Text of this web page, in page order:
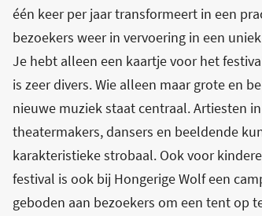
één keer per jaar transformeert in een
bezoekers weer in vervoering in een
Je hebt alleen een kaartje voor het
is zeer divers. Wie alleen maar grote en
nieuwe muziek staat centraal. Artiesten
theatermakers, dansers en beeldende
karakteristieke strobaal. Ook voor
festival is ook bij Hongerige Wolf een
geboden aan bezoekers om een tent op